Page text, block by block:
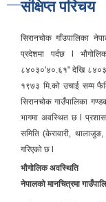
संक्षिप्त परिचय
सिरानचोक गाँउपालिका
प्रदेशमा पर्दछ l
८४०३०'४०.६१" देखि
१९७३ मि.को उचाई सम्म
सिरानचोक गाउँपालिका
भागमा अवस्थित छ l
समिति (केरावारी,
गरिएको छ l
भौगोलिक अवस्थिति
नेपालको मानचित्रमा